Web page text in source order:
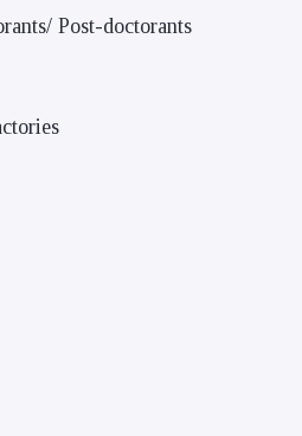
Post-doctorants